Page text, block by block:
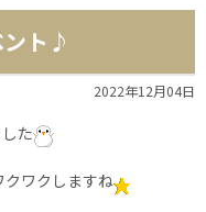
ント♪
2022年12月04日
た
クワクしますね